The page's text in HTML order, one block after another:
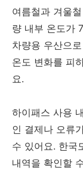
여름철과 겨울
량 내부 온도가
차량용 우산으
온도 변화를 피
요.
하이패스 사용
인 결제나 오류
수 있어요. 한국
내역을 확인할